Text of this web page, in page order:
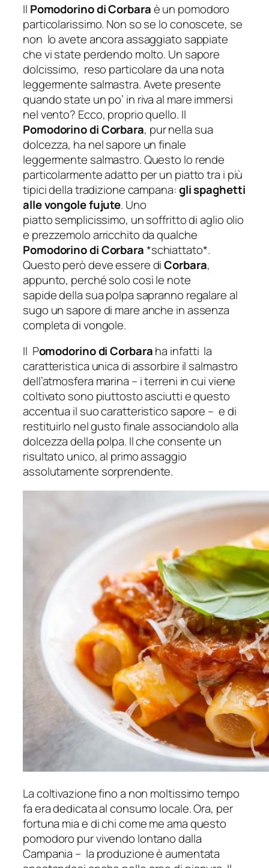
Il Pomodorino di Corbaraè un pomodoro
particolarissimo. Non so se lo conoscete, se
non lo avete ancora assaggiato sappiate
che vi state perdendo molto. Un sapore
dolcissimo, reso particolare da una nota
leggermente salmastra. Avete presente
quando state un po’ in riva al mare immersi
nel vento? Ecco, proprio quello. Il
Pomodorino di Corbara, pur nella sua
dolcezza, ha nel sapore un finale
leggermente salmastro. Questo lo rende
particolarmente adatto per un piatto tra i più
tipici della tradizione campana:gli spaghetti
alle vongole fujute. Uno
piatto semplicissimo, un soffritto di aglio olio
e prezzemolo arricchito da qualche
Pomodorino di Corbara*schiattato*.
Questo però deve essere diCorbara,
appunto, perché solo così le note
sapide della sua polpa sapranno regalare al
sugo un sapore di mare anche in assenza
completa di vongole.
Il Pomodorino di Corbaraha infatti la
caratteristica unica di assorbire il salmastro
dell’atmosfera marina – i terreni in cui viene
coltivato sono piuttosto asciutti e questo
accentua il suo caratteristico sapore – e di
restituirlo nel gusto finale associandolo alla
dolcezza della polpa. Il che consente un
risultato unico, al primo assaggio
assolutamente sorprendente.
La coltivazione fino a non moltissimo tempo
fa era dedicata al consumo locale. Ora, per
fortuna mia e di chi come me ama questo
pomodoro pur vivendo lontano dalla
Campania – la produzione è aumentata